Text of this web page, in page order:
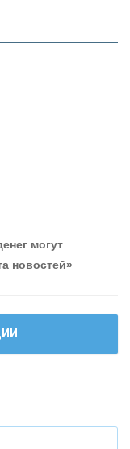
того, чтобы
«Интервью»
при цифровом
могут
новостей»